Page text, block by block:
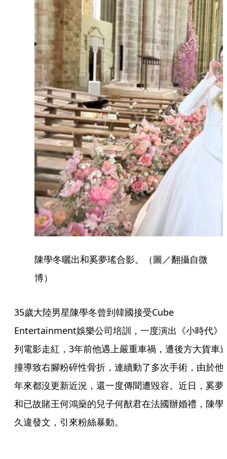
陳學冬曬出和奚夢瑤合影。（圖／翻攝自微
博）
35歲大陸男星陳學冬曾到韓國接受Cube
Entertainment娛樂公司培訓，一度演出《小時代》
列電影走紅，3年前他遇上嚴重車禍，遭後方大貨車
撞導致右腳粉碎性骨折，連續動了多次手術，由於他
年來都沒更新近況，還一度傳聞遭毀容。近日，奚夢
和已故賭王何鴻燊的兒子何猷君在法國辦婚禮，陳學
久違發文，引來粉絲暴動。